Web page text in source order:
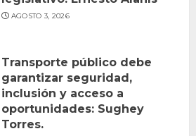
AGOSTO 3, 2026
Transporte público debe
garantizar seguridad,
inclusión y acceso a
oportunidades: Sughey
Torres.